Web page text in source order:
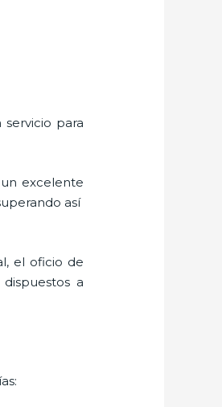
para
excelente
así
el oficio de
a